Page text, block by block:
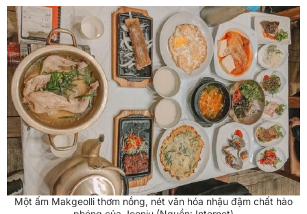
Một ấm Makgeolli thơm nồng, nét văn hóa nhậu đậm chất hào